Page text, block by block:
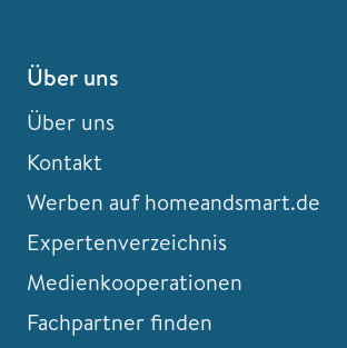
Über uns
Über uns
Kontakt
Werben auf homeandsmart.de
Expertenverzeichnis
Medienkooperationen
Fachpartner finden